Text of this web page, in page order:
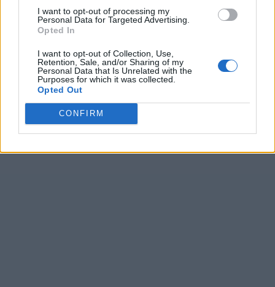
I want to opt-out of processing my
Personal Data for Targeted Advertising.
Opted In
I want to opt-out of Collection, Use,
Retention, Sale, and/or Sharing of my
Personal Data that Is Unrelated with the
Purposes for which it was collected.
Opted Out
CONFIRM